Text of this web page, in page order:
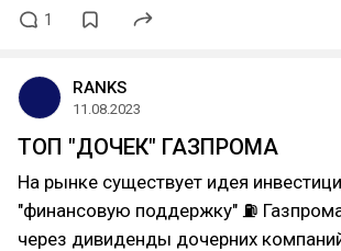
1
RANKS
11.08.2023
ТОП "ДОЧЕК" ГАЗПРОМА
На рынке существует идея
"финансовую поддержку" ⛽
через дивиденды дочерних